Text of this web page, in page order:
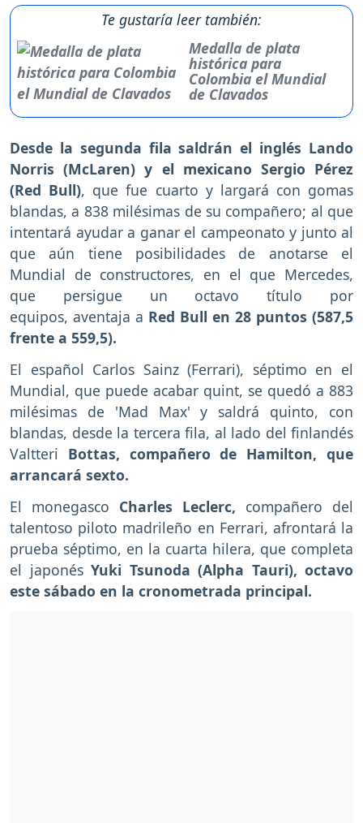
Te gustaría leer también:
Medalla de plata
histórica para
Colombia el Mundial
de Clavados
Desde la segunda fila saldrán el inglés Lando
Norris (McLaren) y el mexicano Sergio Pérez
(Red Bull), que fue cuarto y largará con gomas
blandas, a 838 milésimas de su compañero; al que
intentará ayudar a ganar el campeonato y junto al
que aún tiene posibilidades de anotarse el
Mundial de constructores, en el que Mercedes,
que persigue un octavo título por
equipos, aventaja a Red Bull en 28 puntos (587,5
frente a 559,5).
El español Carlos Sainz (Ferrari), séptimo en el
Mundial, que puede acabar quint, se quedó a 883
milésimas de 'Mad Max' y saldrá quinto, con
blandas, desde la tercera fila, al lado del finlandés
Valtteri Bottas, compañero de Hamilton, que
arrancará sexto.
El monegasco Charles Leclerc, compañero del
talentoso piloto madrileño en Ferrari, afrontará la
prueba séptimo, en la cuarta hilera, que completa
el japonés Yuki Tsunoda (Alpha Tauri), octavo
este sábado en la cronometrada principal.